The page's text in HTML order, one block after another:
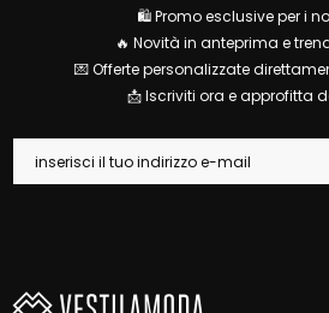
🛍 Promo esclusive per i
🔥 Novità in anteprima e
💌 Offerte personalizzate
📩 Iscriviti ora e approfitta